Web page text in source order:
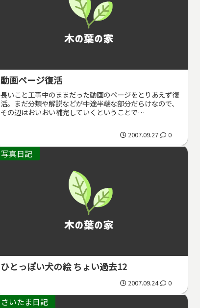
動画ページ復活
長いこと工事中のままだった動画のページをとりあえず復
活。まだ分類や解説などが中途半端な部分だらけなので、
その辺はおいおい補完していくということで…
2007.09.27 0
写真日記
ひとっぽい犬の絵 ちょい過去12
2007.09.24 0
さいたま日記